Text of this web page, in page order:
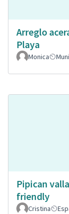
Arreglo
Playa
Monica
Pipican
friendly
Cristina